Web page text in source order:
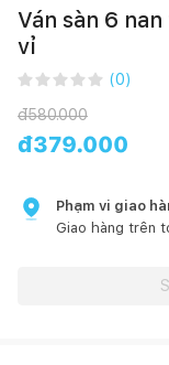
Ván sàn 6
vỉ
(0)
đ580.000
đ379.000
Phạm vi giao
Giao hàng trên